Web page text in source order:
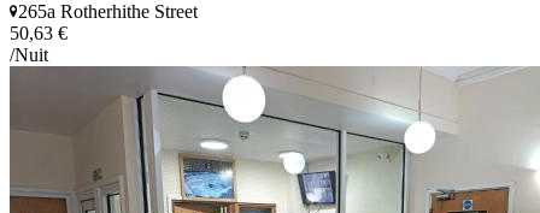
265a Rotherhithe Street
50,63 €
/Nuit